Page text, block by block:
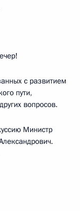
с развитием
пути,
вопросов.
Министр